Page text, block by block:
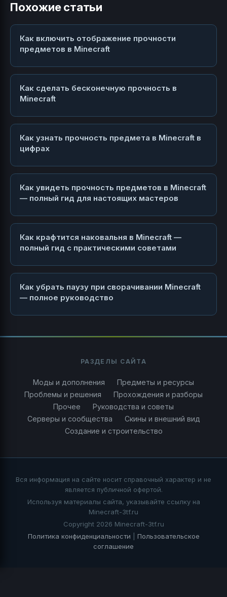
Похожие статьи
Как включить отображение прочности
предметов в Minecraft
Как сделать бесконечную прочность в
Minecraft
Как узнать прочность предмета в Minecraft в
цифрах
Как увидеть прочность предметов в Minecraft
— полный гид для настоящих мастеров
Как крафтится наковальня в Minecraft —
полный гид с практическими советами
Как убрать паузу при сворачивании Minecraft
— полное руководство
РАЗДЕЛЫ САЙТА
Моды и дополнения
Предметы и ресурсы
Проблемы и решения
Прохождения и разборы
Прочее
Руководства и советы
Серверы и сообщества
Скины и внешний вид
Создание и строительство
Вся информация на сайте носит справочный характер и не
является публичной офертой.
Используя материалы сайта, указывайте ссылку на
Minecraft-3tf.ru
Copyright 2026 Minecraft-3tf.ru
Политика конфиденциальности
Пользовательское
соглашение